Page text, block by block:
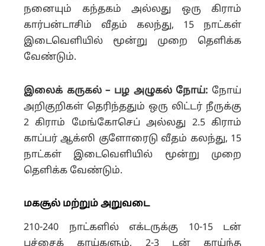
நனையும் கந்தகம் அல்லது ஒரு கிராம்
கார்பன்டாசிம் வீதம் கலந்து, 15 நாட்கள்
இடைவெளியில் மூன்று முறை தெளிக்க
வேண்டும்.
இலைக் கருகல் – பழ அழுகல் நோய்: நோய்
அறிகுறிகள் தெரிந்ததும் ஒரு லிட்டர் நீருக்கு
2 கிராம் மேங்கோசெப் அல்லது 2.5 கிராம்
காப்பர் ஆக்ஸி குளோரைடு வீதம் கலந்து, 15
நாட்கள் இடைவெளியில் மூன்று முறை
தெளிக்க வேண்டும்.
மகசூல் மற்றும் அறுவடை
210-240 நாட்களில் எக்டருக்கு 10-15 டன்
பச்சைக் காய்களும், 2-3 டன் காய்ந்த